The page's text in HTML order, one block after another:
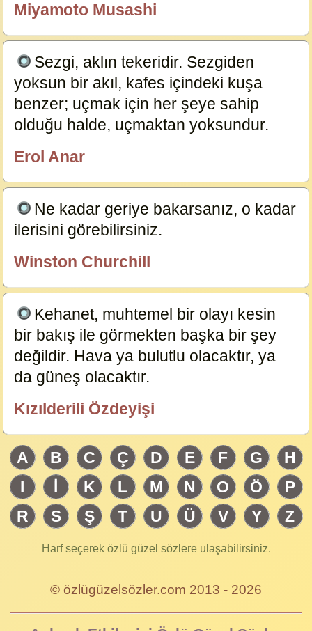
Miyamoto Musashi
Sezgi, aklın tekeridir. Sezgiden
yoksun bir akıl, kafes içindeki kuşa
benzer; uçmak için her şeye sahip
olduğu halde, uçmaktan yoksundur.
Erol Anar
Ne kadar geriye bakarsanız, o kadar
ilerisini görebilirsiniz.
Winston Churchill
Kehanet, muhtemel bir olayı kesin
bir bakış ile görmekten başka bir şey
değildir. Hava ya bulutlu olacaktır, ya
da güneş olacaktır.
Kızılderili Özdeyişi
A B C Ç D E F G
H
I
İ K L M N O Ö
P
R
S Ş T U Ü V Y Z
Harf seçerek özlü güzel sözlere ulaşabilirsiniz.
© özlügüzelsözler.com 2013 - 2026